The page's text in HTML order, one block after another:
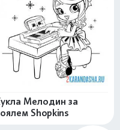
Мелодин за
Shopkins